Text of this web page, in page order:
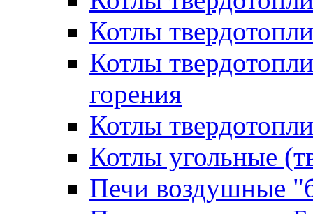
Котлы
Котлы
горения
Котлы
Котлы угольные
Печи воздушные